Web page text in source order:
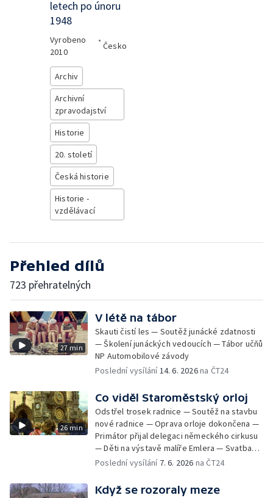
letech po únoru
1948
Vyrobeno
2010
•
Česko
Archiv
Archivní
zpravodajství
Historie
20. století
Česká historie
Historie -
vzdělávací
Přehled dílů
723 přehratelných
27 min
V létě na tábor
Skauti čistí les — Soutěž junácké zdatnosti
— Školení junáckých vedoucích — Tábor učňů
NP Automobilové závody
Poslední vysílání14. 6. 2026na ČT24
26 min
Co viděl Staroměstský orloj
Odstřel trosek radnice — Soutěž na stavbu
nové radnice — Oprava orloje dokončena —
Primátor přijal delegaci německého cirkusu
— Děti na výstavě malíře Emlera — Svatba
Miloše Kopeckého — Prohlídka a oprava
— Pamětní deska padlým v povstání — Nová
Poslední vysílání 7. 6. 2026 na ČT24
Když se rozoraly meze